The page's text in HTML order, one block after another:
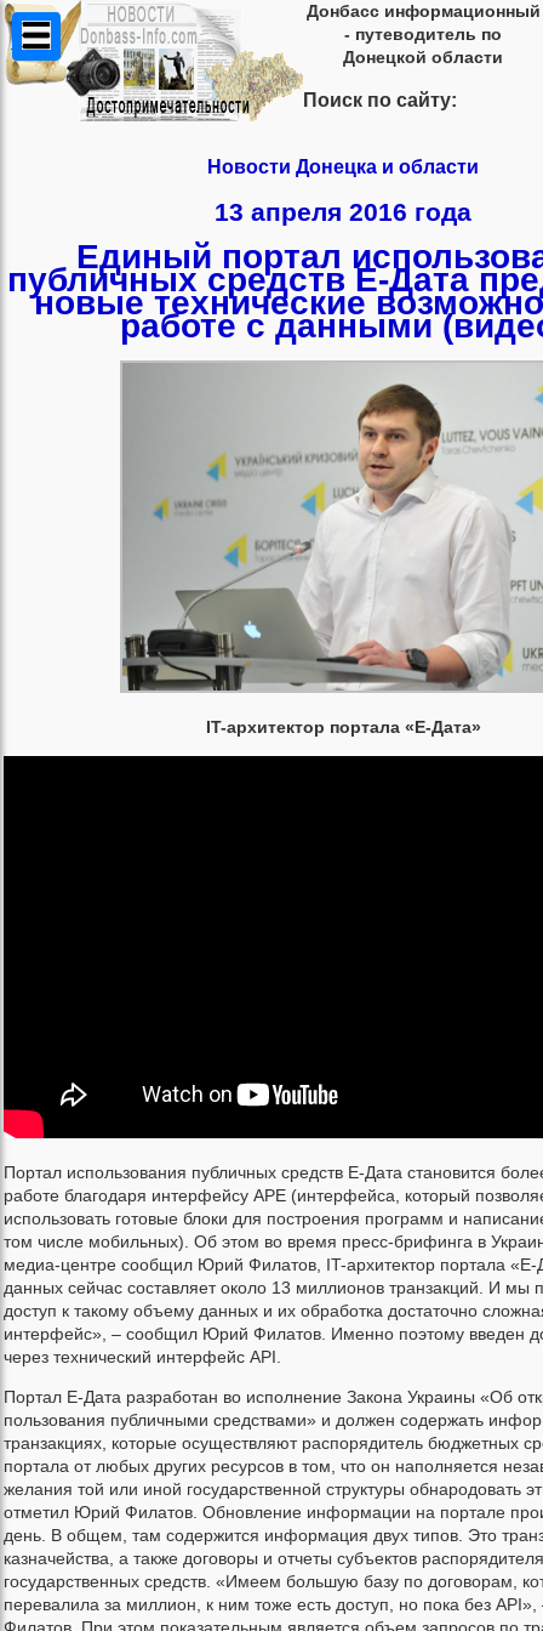
Донбасс информационный
- путеводитель по
Донецкой области
Поиск по сайту:
Новости Донецка и области
13 апреля 2016 года
Единый портал
публичных средств Е-Дата
новые технические
работе с данными
IT-архитектор портала «Е-Дата»
Портал использования публичных средств Е-Дата становится
работе благодаря интерфейсу АРЕ (интерфейса, который
использовать готовые блоки для построения программ и
том числе мобильных). Об этом во время пресс-брифинга в
медиа-центре сообщил Юрий Филатов, IT-архитектор портала
данных сейчас составляет около 13 миллионов транзакций. И мы
доступ к такому объему данных и их обработка достаточно
интерфейс», – сообщил Юрий Филатов. Именно поэтому введен
через технический интерфейс API.
Портал Е-Дата разработан во исполнение Закона Украины «Об
пользования публичными средствами» и должен содержать
транзакциях, которые осуществляют распорядитель бюджетных
портала от любых других ресурсов в том, что он наполняется
желания той или иной государственной структуры обнародовать
отметил Юрий Филатов. Обновление информации на портале
день. В общем, там содержится информация двух типов. Это
казначейства, а также договоры и отчеты субъектов распорядителя
государственных средств. «Имеем большую базу по договорам,
перевалила за миллион, к ним тоже есть доступ, но пока без